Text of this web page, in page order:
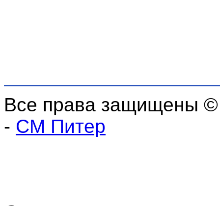
Все права защищены
- СМ Питер